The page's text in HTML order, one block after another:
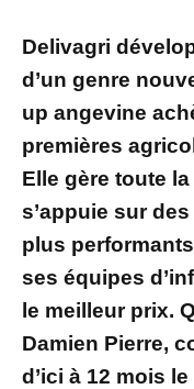
Delivagri
d’un genre
up angevine
premières
Elle gère toute
s’appuie sur
plus
ses équipes
le meilleur prix.
Damien Pierre,
d’ici à 12 mois